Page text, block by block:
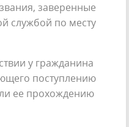
заверенные
службой по месту
у гражданина
поступлению
ее прохождению